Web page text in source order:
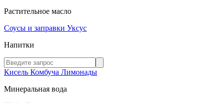
Растительное масло
Соусы и заправки Уксус
Напитки
Кисель Комбуча Лимонады
Минеральная вода